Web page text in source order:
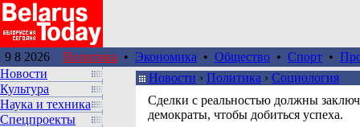
9 8 2026 Политика • Экономика • Общество • Спорт •
Новости
Культура
Наука и техника
Спецпроекты
Новости › Политика › Социология
Сделки с реальностью должны
демократы, чтобы добиться успеха.